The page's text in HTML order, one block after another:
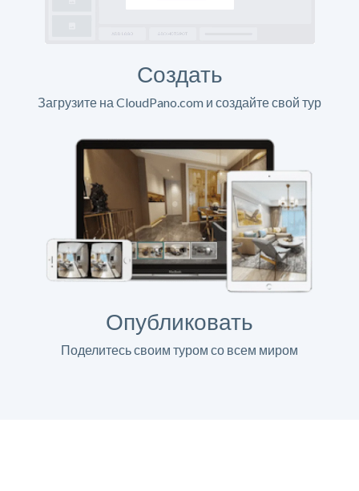
Создать
Загрузите на CloudPano.com и создайте свой тур
Опубликовать
Поделитесь своим туром со всем миром